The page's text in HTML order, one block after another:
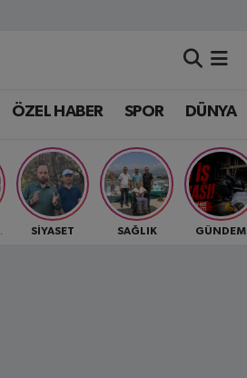
ÖZEL HABER SPOR DÜNYA
SİYASET SAĞLIK GÜNDEM
Eczaneler
Vakitleri
Haritası